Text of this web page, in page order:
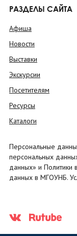
РАЗДЕЛЫ САЙТА
Афиша
Новости
Выставки
Экскурсии
Посетителям
Ресурсы
Каталоги
Персональные
персональных
данных» и Политики
данных в МГОУНБ.